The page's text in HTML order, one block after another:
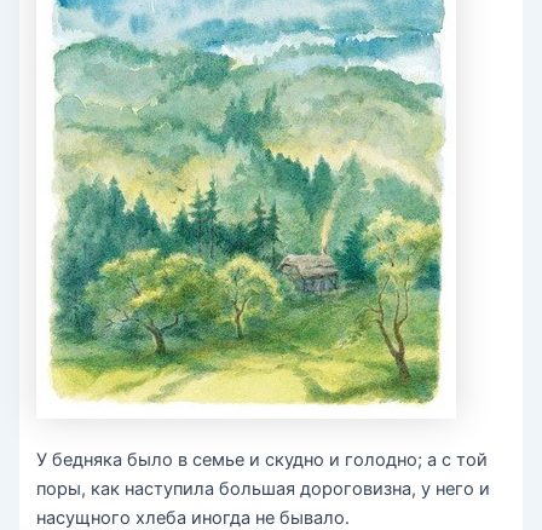
У бедняка было в семье и скудно и голодно; а с той
поры, как наступила большая дороговизна, у него и
насущного хлеба иногда не бывало.